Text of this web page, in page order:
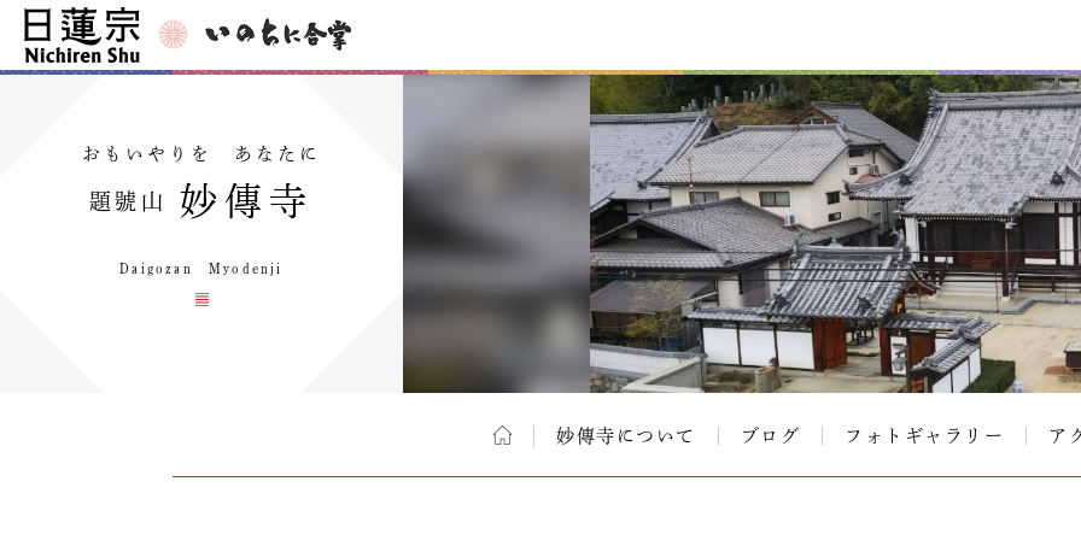
おもいやりを あなたに
題號山 妙傳寺
Daigozan Myodenji
妙傳寺について ブログ フォトギャラリー ア